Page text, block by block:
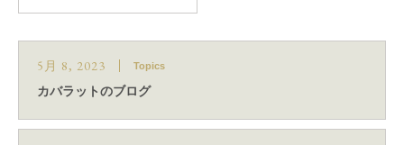
5月 8, 2023 Topics
カバラットのブログ